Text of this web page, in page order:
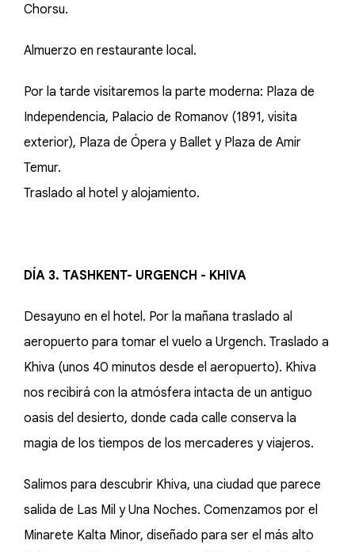
Chorsu.
Almuerzo en restaurante local.
Por la tarde visitaremos la parte moderna: Plaza de
Independencia, Palacio de Romanov (1891, visita
exterior), Plaza de Ópera y Ballet y Plaza de Amir
Temur.
Traslado al hotel y alojamiento.
DÍA 3. TASHKENT- URGENCH - KHIVA
Desayuno en el hotel. Por la mañana traslado al
aeropuerto para tomar el vuelo a Urgench. Traslado a
Khiva (unos 40 minutos desde el aeropuerto). Khiva
nos recibirá con la atmósfera intacta de un antiguo
oasis del desierto, donde cada calle conserva la
magia de los tiempos de los mercaderes y viajeros.
Salimos para descubrir Khiva, una ciudad que parece
salida de Las Mil y Una Noches. Comenzamos por el
Minarete Kalta Minor, diseñado para ser el más alto